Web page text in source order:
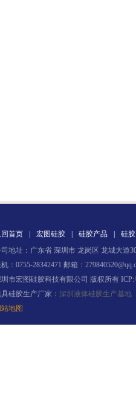
首页 宏图硅胶 硅胶产品 硅
地址：广东省 深圳市 龙岗区 龙城大道
：0755-28342471 邮箱：
市宏图硅胶科技有限公司 版权所有 ICP:
硅胶生产厂家： 深圳液体硅胶生产基地
地图